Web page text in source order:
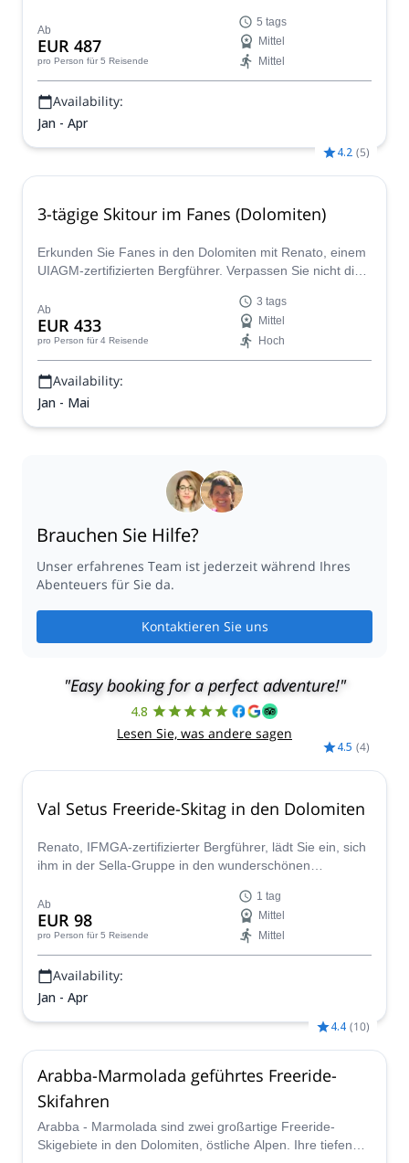
wunderbare Umgebung zu erkunden und die warme
italienische Gastfreundschaft zu genießen.
Ab
EUR 487
pro Person für 5 Reisende
5 tags
Mittel
Mittel
Availability:
Jan - Apr
4.2 (5)
3-tägige Skitour im Fanes (Dolomiten)
Erkunden Sie Fanes in den Dolomiten mit Renato, einem
UIAGM-zertifizierten Bergführer. Verpassen Sie nicht die
Ab
EUR 433
pro Person für 4 Reisende
3 tags
Mittel
Hoch
Availability:
Jan - Mai
Brauchen Sie Hilfe?
Unser erfahrenes Team ist jederzeit während Ihres
Abenteuers für Sie da.
Kontaktieren Sie uns
"Easy booking for a perfect adventure!"
4.8
Lesen Sie, was andere sagen
4.5 (4)
Val Setus Freeride-Skitag in den Dolomiten
Renato, IFMGA-zertifizierter Bergführer, lädt Sie ein, sich
ihm in der Sella-Gruppe in den wunderschönen
Freeride-Skitag in Val Setus zu erleben.
Ab
EUR 98
pro Person für 5 Reisende
1 tag
Mittel
Mittel
Availability:
Jan - Apr
4.4 (10)
Arabba-Marmolada geführtes Freeride-
Skifahren
Arabba - Marmolada sind zwei großartige Freeride-
Skigebiete in den Dolomiten, östliche Alpen. Ihre tiefen